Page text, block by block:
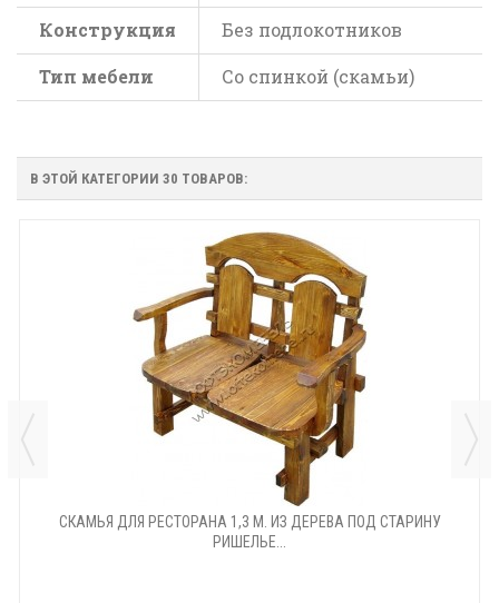
Конструкция
Без подлокотников
Тип мебели
Со спинкой (скамьи)
В ЭТОЙ КАТЕГОРИИ 30 ТОВАРОВ:
СКАМЬЯ ДЛЯ РЕСТОРАНА 1,3 М. ИЗ ДЕРЕВА ПОД СТАРИНУ
РИШЕЛЬЕ...